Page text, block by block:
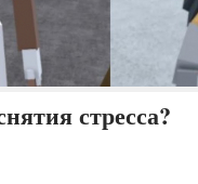
стресса?